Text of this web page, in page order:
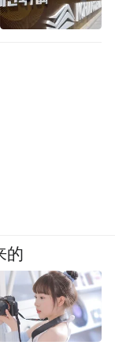
的